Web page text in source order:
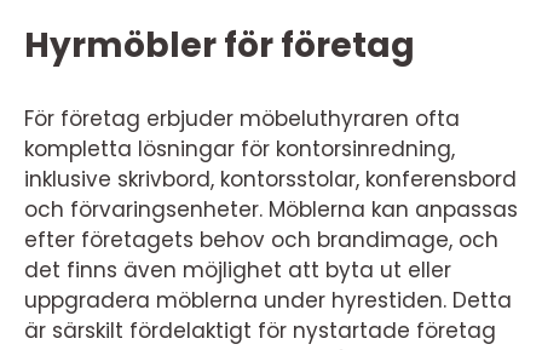
Hyrmöbler för företag
För företag erbjuder möbeluthyraren ofta
kompletta lösningar för kontorsinredning,
inklusive skrivbord, kontorsstolar, konferensbord
och förvaringsenheter. Möblerna kan anpassas
efter företagets behov och brandimage, och
det finns även möjlighet att byta ut eller
uppgradera möblerna under hyrestiden. Detta
är särskilt fördelaktigt för nystartade företag